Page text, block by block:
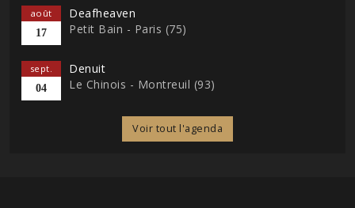
août
17
Deafheaven
Petit Bain - Paris (75)
sept.
04
Denuit
Le Chinois - Montreuil (93)
Voir tout l'agenda